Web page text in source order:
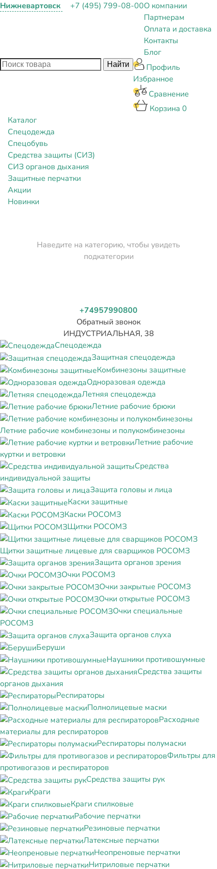
Нижневартовск +7 (495) 799-08-00О компании
Партнерам
Оплата и доставка
Контакты
Блог
Профиль
Избранное
Сравнение
Корзина 0
Каталог
Спецодежда
Спецобувь
Средства защиты (СИЗ)
СИЗ органов дыхания
Защитные перчатки
Акции
Новинки
Наведите на категорию, чтобы увидеть
подкатегории
+74957990800
Обратный звонок
ИНДУСТРИАЛЬНАЯ, 38
Спецодежда
Защитная спецодежда
Комбинезоны защитные
Одноразовая одежда
Летняя спецодежда
Летние рабочие брюки
Летние рабочие комбинезоны и полукомбинезоны
Летние рабочие
куртки и ветровки
Средства
индивидуальной защиты
Защита головы и лица
Каски защитные
Каски РОСОМЗ
Щитки РОСОМЗ
Щитки защитные лицевые для сварщиков РОСОМЗ
Защита органов зрения
Очки РОСОМЗ
Очки закрытые РОСОМЗ
Очки открытые РОСОМЗ
Очки специальные
РОСОМЗ
Защита органов слуха
Беруши
Наушники противошумные
Средства защиты
органов дыхания
Респираторы
Полнолицевые маски
Расходные
материалы для респираторов
Респираторы полумаски
Фильтры для
противогазов и респираторов
Средства защиты рук
Краги
Краги спилковые
Рабочие перчатки
Резиновые перчатки
Латексные перчатки
Неопреновые перчатки
Нитриловые перчатки